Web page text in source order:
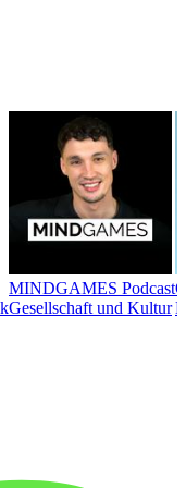
MINDGAMES Podcast
Gesellschaft und Kultur